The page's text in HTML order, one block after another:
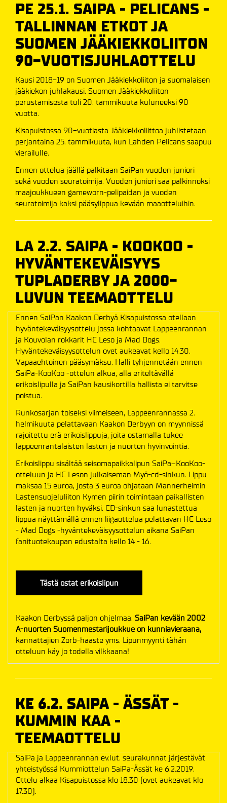
PE 25.1. SAIPA - PELICANS -
TALLINNAN ETKOT JA
SUOMEN JÄÄKIEKKOLIITON
90-VUOTISJUHLAOTTELU
Kausi 2018-19 on Suomen Jääkiekkoliiton ja suomalaisen
jääkiekon juhlakausi. Suomen Jääkiekkoliiton
perustamisesta tuli 20. tammikuuta kuluneeksi 90
vuotta.
Kisapuistossa 90-vuotiasta Jääkiekkoliittoa juhlistetaan
perjantaina 25. tammikuuta, kun Lahden Pelicans saapuu
vierailulle.
Ennen ottelua jäällä palkitaan SaiPan vuoden juniori
sekä vuoden seuratoimija. Vuoden juniori saa palkinnoksi
maajoukkueen gameworn-pelipaidan ja vuoden
seuratoimija kaksi pääsylippua kevään maaotteluihin.
LA 2.2. SAIPA - KOOKOO -
HYVÄNTEKEVÄISYYS
TUPLADERBY JA 2000-
LUVUN TEEMAOTTELU
Ennen SaiPan Kaakon Derbyä Kisapuistossa otellaan
hyväntekeväisyysottelu jossa kohtaavat Lappeenrannan
ja Kouvolan rokkarit HC Leso ja Mad Dogs.
Hyväntekeväisyysottelun ovet aukeavat kello 14.30.
Vapaaehtoinen pääsymäksu. Halli tyhjennetään ennen
SaiPa-KooKoo -ottelun alkua, alla eriteltävällä
erikoislipulla ja SaiPan kausikortilla hallista ei tarvitse
poistua.
Runkosarjan toiseksi viimeiseen, Lappeenrannassa 2.
helmikuuta pelattavaan Kaakon Derbyyn on myynnissä
rajoitettu erä erikoislippuja, joita ostamalla tukee
lappeenrantalaisten lasten ja nuorten hyvinvointia.
Erikoislippu sisältää seisomapaikkalipun SaiPa–KooKoo-
otteluun ja HC Leson julkaiseman Myö-cd-sinkun. Lippu
maksaa 15 euroa, josta 3 euroa ohjataan Mannerheimin
Lastensuojeluliiton Kymen piirin toimintaan paikallisten
lasten ja nuorten hyväksi. CD-sinkun saa lunastettua
lippua näyttämällä ennen liigaottelua pelattavan HC Leso
- Mad Dogs -hyväntekeväisyysottelun aikana SaiPan
fanituotekaupan edustalta kello 14 - 16.
Tästä ostat erikoislipun
Kaakon Derbyssä paljon ohjelmaa. SaiPan kevään 2002
A-nuorten Suomenmestarijoukkue on kunniavieraana,
kannattajien Zorb-haaste yms. Lipunmyynti tähän
otteluun käy jo todella vilkkaana!
KE 6.2. SAIPA - ÄSSÄT -
KUMMIN KAA -
TEEMAOTTELU
SaiPa ja Lappeenrannan ev.lut. seurakunnat järjestävät
yhteistyössä Kummiottelun SaiPa-Ässät ke 6.2.2019.
Ottelu alkaa Kisapuistossa klo 18.30 (ovet aukeavat klo
17.30).